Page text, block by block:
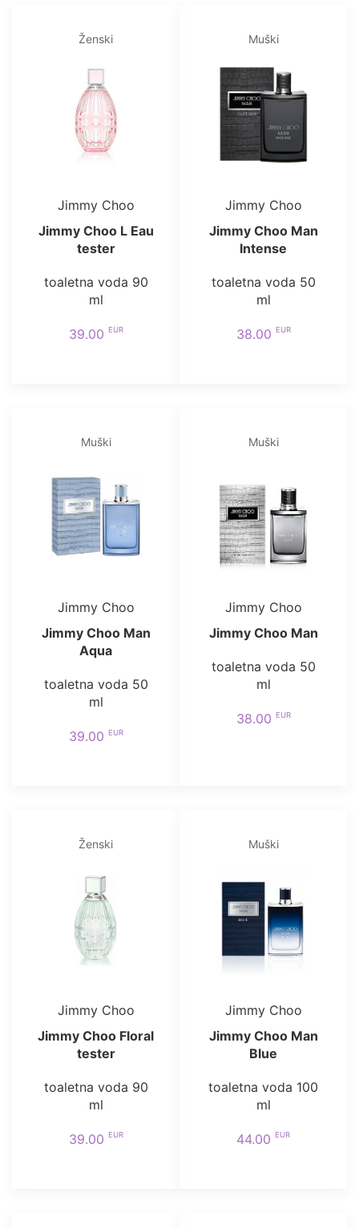
Ženski
Jimmy Choo
Jimmy Choo L Eau
tester
toaletna voda 90
ml
39.00 EUR
Muški
Jimmy Choo
Jimmy Choo Man
Intense
toaletna voda 50
ml
38.00 EUR
Muški
Jimmy Choo
Jimmy Choo Man
Aqua
toaletna voda 50
ml
39.00 EUR
Muški
Jimmy Choo
Jimmy Choo Man
toaletna voda 50
ml
38.00 EUR
Ženski
Jimmy Choo
Jimmy Choo Floral
tester
toaletna voda 90
ml
39.00 EUR
Muški
Jimmy Choo
Jimmy Choo Man
Blue
toaletna voda 100
ml
44.00 EUR